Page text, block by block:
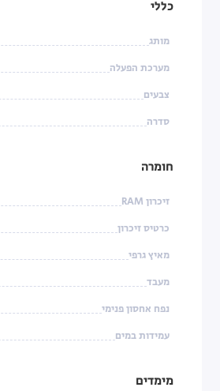
כללי
מותג
מערכת הפעלה
צבעים
סדרה
חומרה
זיכרון RAM
כרטיס זיכרון
מאיץ גרפי
מעבד
נפח אחסון פנימי
עמידות במים
מימדים